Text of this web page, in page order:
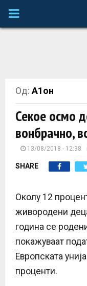
P
M
A
M
N
Од: А1он
Секое осмо
вонбрачно,
13/08/2018 - 12:38
SHARE
Околу 12
живородени
година се
покажуваат
Европската
проценти.